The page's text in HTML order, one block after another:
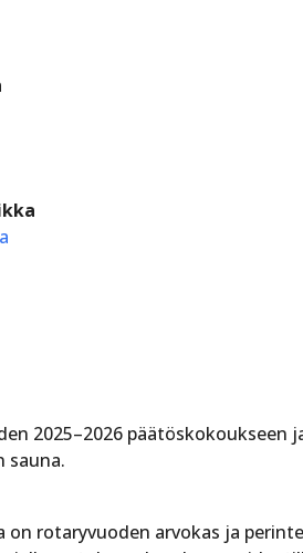
2025–2026 päätöskokoukseen
sauna.
on rotaryvuoden arvokas ja